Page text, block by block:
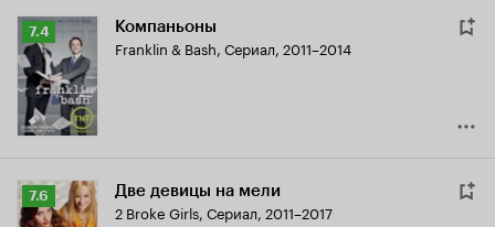
Рейтинг
Кинопоиска
7.4
7.4 Компаньоны
Franklin & Bash, Сериал, 2011–2014
Рейтинг
Кинопоиска
7.6 Две девицы на мели
2 Broke Girls, Сериал, 2011–2017